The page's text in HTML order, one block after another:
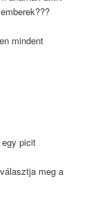
mindent
picit
meg a